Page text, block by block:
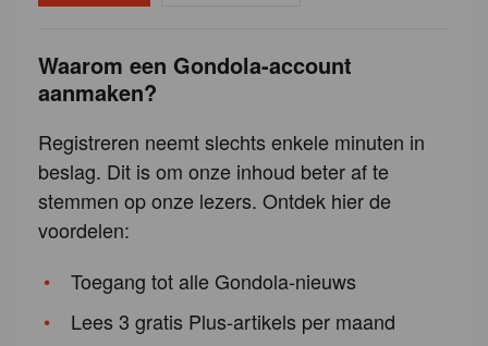
Waarom een Gondola-account
aanmaken?
Registreren neemt slechts enkele minuten in
beslag. Dit is om onze inhoud beter af te
stemmen op onze lezers. Ontdek hier de
voordelen:
Toegang tot alle Gondola-nieuws
Lees 3 gratis Plus-artikels per maand